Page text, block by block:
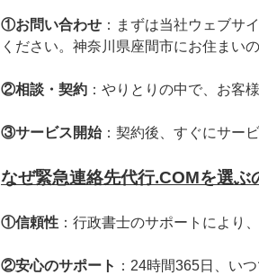
①お問い合わせ ：まずは当社ウェブサ
ください。神奈川県座間市にお住まい
②相談・契約 ：やりとりの中で、お客
③サービス開始：契約後、すぐにサー
なぜ緊急連絡先代行.COMを選ぶ
①信頼性 ：行政書士のサポートにより
②安心のサポート ：24時間365日、い